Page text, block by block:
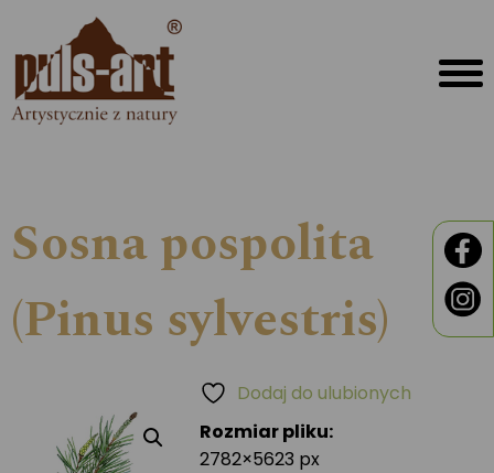
Sosna pospolita
(Pinus sylvestris)
Rozmiar pliku:
2782×5623 px
Dodaj do ulubionych